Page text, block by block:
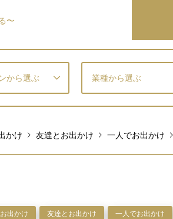
〜
から選ぶ 業種から選ぶ
かけ 友達とお出かけ 一人でお出かけ
出かけ 友達とお出かけ 一人でお出かけ